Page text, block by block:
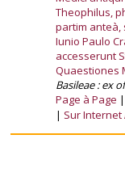
Theophilus,
partim anteà,
Iunio Paulo
accesserunt
Quaestiones
Basileae : ex
Page à Page
Sur Internet